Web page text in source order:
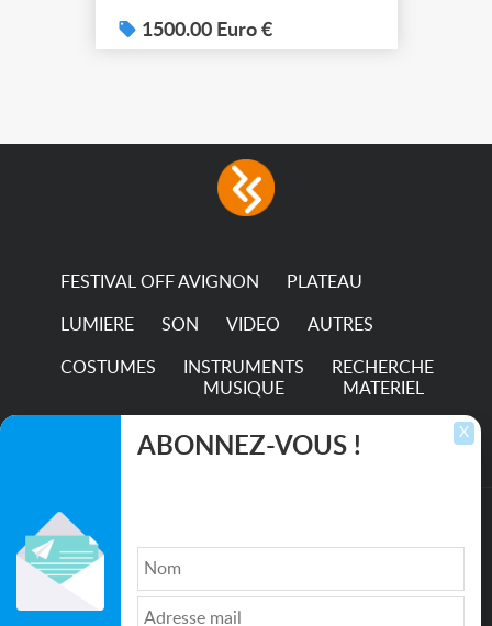
system – seven colour
LEDs providing the
consumption The
permanence of a 50,000-
1500.00 Euro €
FESTIVAL OFF AVIGNON PLATEAU
LUMIERE SON VIDEO AUTRES
COSTUMES
INSTRUMENTS
MUSIQUE
RECHERCHE
MATERIEL
TRANSPORTS
Qui sommes nous ?| Médias
X
ABONNEZ-VOUS !